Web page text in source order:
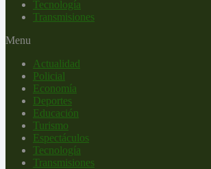
Tecnología
Transmisiones
Menu
Actualidad
Policial
Economía
Deportes
Educación
Turismo
Espectáculos
Tecnología
Transmisiones